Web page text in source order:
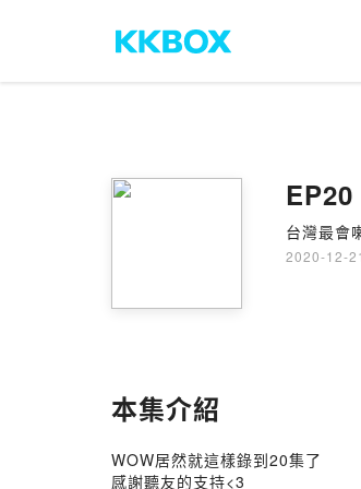
台灣最會
2020-12-21
本集介紹
WOW居然就這樣錄到20集了
感謝聽友的支持<3